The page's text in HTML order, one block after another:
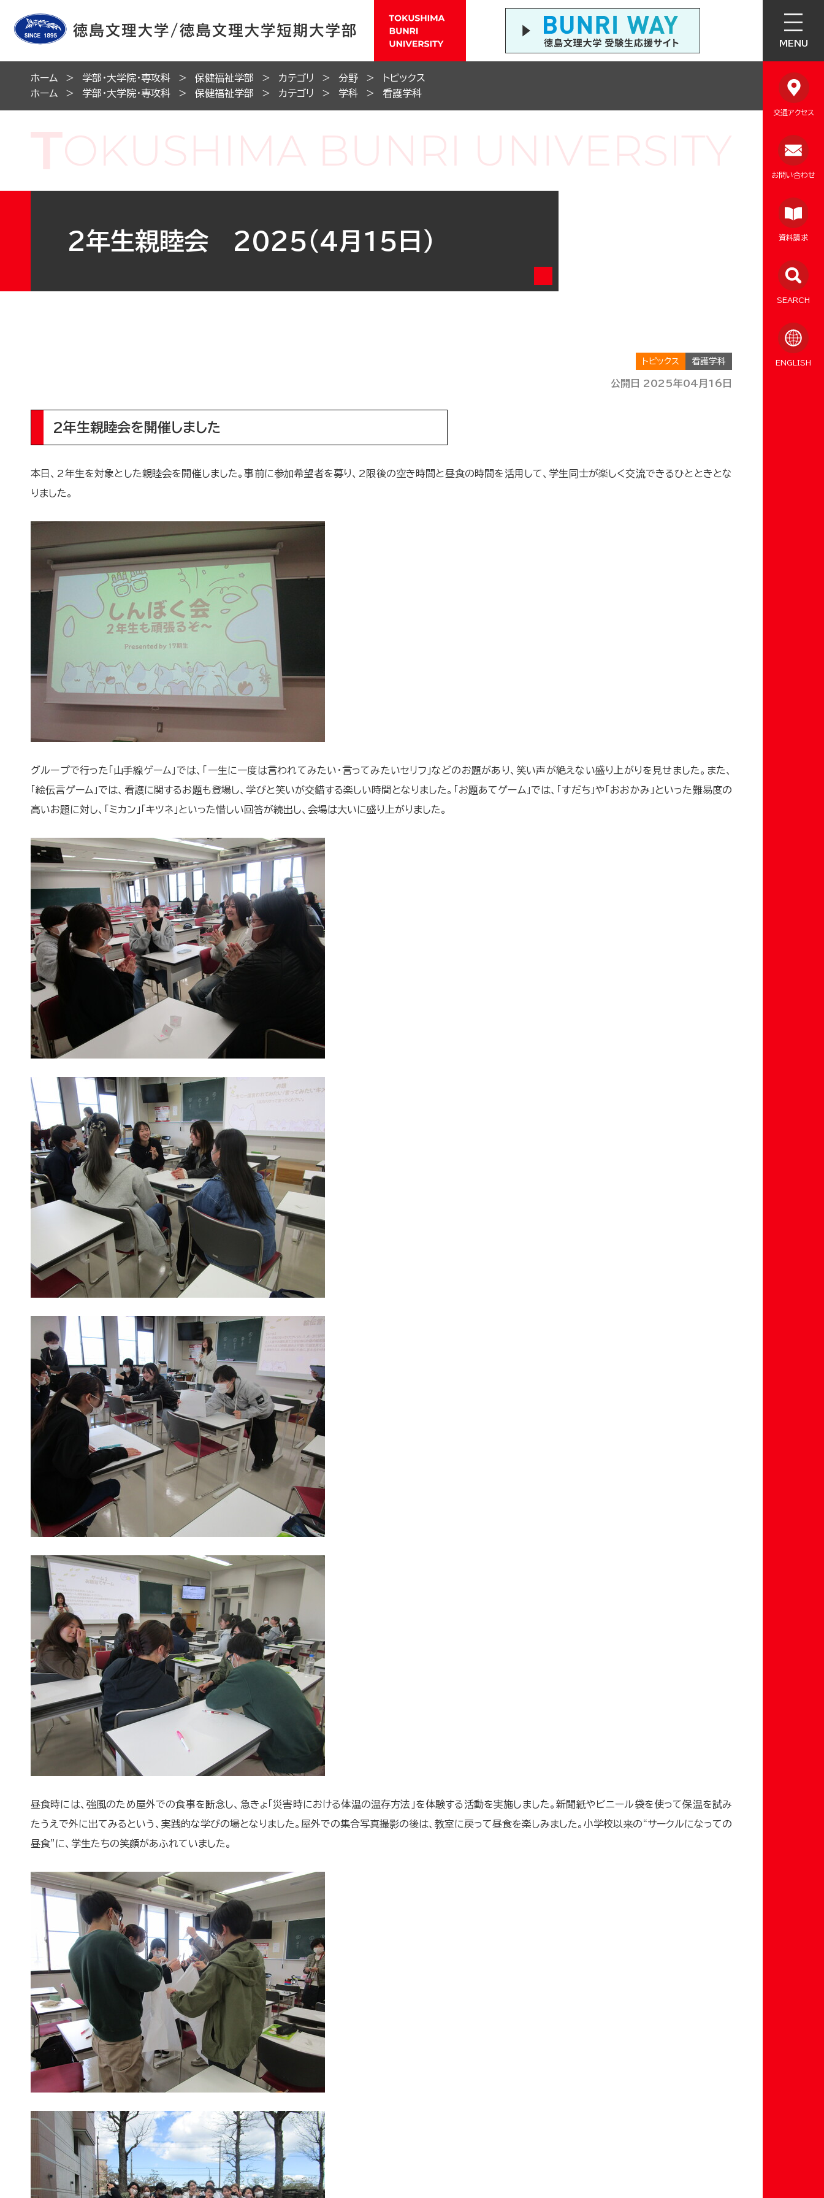
MENU
交通アクセス
お問い合わせ
資料請求
SEARCH
ENGLISH
ホーム 学部・大学院・専攻科 保健福祉学部 カテゴリ 分野
トピックス
ホーム
学部・大学院・専攻科 保健福祉学部 カテゴリ 学科 看護学科
2年生親睦会 2025（4月15日）
トピックス 看護学科
公開日 2025年04月16日
2年生親睦会を開催しました
本日、2年生を対象とした親睦会を開催しました。事前に参加希望者を募り、2限後の空き時間と昼食の時間を活用して、学生同士が楽しく交流できるひとときとな
りました。
グループで行った「山手線ゲーム」では、「一生に一度は言われてみたい・言ってみたいセリフ」などのお題があり、笑い声が絶えない盛り上がりを見せました。また、
「絵伝言ゲーム」では、看護に関するお題も登場し、学びと笑いが交錯する楽しい時間となりました。「お題あてゲーム」では、「すだち」や「おおかみ」といった難易度の
高いお題に対し、「ミカン」「キツネ」といった惜しい回答が続出し、会場は大いに盛り上がりました。
昼食時には、強風のため屋外での食事を断念し、急きょ「災害時における体温の温存方法」を体験する活動を実施しました。新聞紙やビニール袋を使って保温を試み
たうえで外に出てみるという、実践的な学びの場となりました。屋外での集合写真撮影の後は、教室に戻って昼食を楽しみました。小学校以来の“サークルになっての
昼食”に、学生たちの笑顔があふれていました。